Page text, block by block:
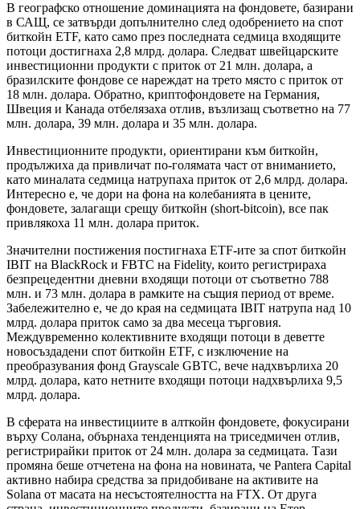
В географско отношение доминацията на фондовете, базирани
в САЩ, се затвърди допълнително след одобрението на спот
биткойн ETF, като само през последната седмица входящите
потоци достигнаха 2,8 млрд. долара. Следват швейцарските
инвестиционни продукти с приток от 21 млн. долара, а
бразилските фондове се нареждат на трето място с приток от
18 млн. долара. Обратно, криптофондовете на Германия,
Швеция и Канада отбелязаха отлив, възлизащ съответно на 77
млн. долара, 39 млн. долара и 35 млн. долара.
Инвестиционните продукти, ориентирани към биткойн,
продължиха да привличат по-голямата част от вниманието,
като миналата седмица натрупаха приток от 2,6 млрд. долара.
Интересно е, че дори на фона на колебанията в цените,
фондовете, залагащи срещу биткойн (short-bitcoin), все пак
привлякоха 11 млн. долара приток.
Значителни постижения постигнаха ETF-ите за спот биткойн
IBIT на BlackRock и FBTC на Fidelity, които регистрираха
безпрецедентни дневни входящи потоци от съответно 788
млн. и 73 млн. долара в рамките на същия период от време.
Забележително е, че до края на седмицата IBIT натрупа над 10
млрд. долара приток само за два месеца търговия.
Междувременно колективните входящи потоци в деветте
новосъздадени спот биткойн ETF, с изключение на
преобразувания фонд Grayscale GBTC, вече надхвърлиха 20
млрд. долара, като нетните входящи потоци надхвърлиха 9,5
млрд. долара.
В сферата на инвестициите в алткойн фондовете, фокусирани
върху Солана, обърнаха тенденцията на триседмичен отлив,
регистрирайки приток от 24 млн. долара за седмицата. Тази
промяна беше отчетена на фона на новината, че Pantera Capital
активно набира средства за придобиване на активите на
Solana от масата на несъстоятелността на FTX. От друга